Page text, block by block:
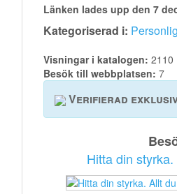
Länken lades upp den 7
Kategoriserad i:
Visningar i katalogen: 2110
Besök till webbplatsen: 7
Verifierad
Hitta din